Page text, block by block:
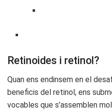
Retinoides i retinol?
Quan ens endinsem en el
beneficis del retinol, ens
vocables que s’assemblen